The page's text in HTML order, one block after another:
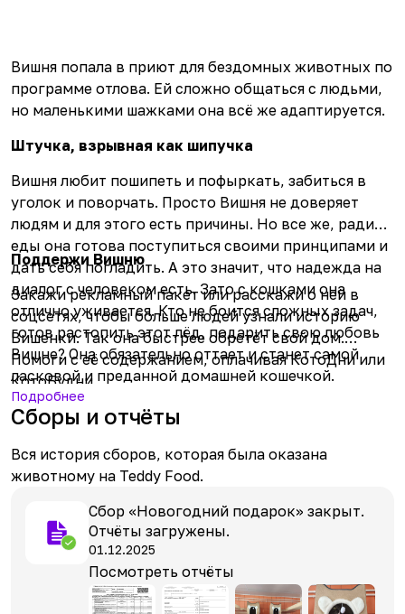
Вишня попала в приют для бездомных животных по
программе отлова. Ей сложно общаться с людьми,
но маленькими шажками она всё же адаптируется.
Штучка, взрывная как шипучка
Вишня любит пошипеть и пофыркать, забиться в
уголок и поворчать. Просто Вишня не доверяет
людям и для этого есть причины. Но все же, ради
еды она готова поступиться своими принципами и
дать себя погладить. А это значит, что надежда на
диалог с человеком есть. Зато с кошками она
отлично уживается. Кто не боится сложных задач,
готов растопить этот лёд, подарить свою любовь
Вишне? Она обязательно оттает и станет самой
ласковой и преданной домашней кошечкой.
Поддержи Вишню
Закажи рекламный пакет или расскажи о ней в
соцсетях, чтобы больше людей узнали историю
Вишенки. Так она быстрее обретёт свой дом.
Помоги с её содержанием, оплачивая КотоДни или
КотоБудни.
Подробнее
Сборы и отчёты
Вся история сборов, которая была оказана
животному на Teddy Food.
Сбор «Новогодний подарок» закрыт.
Отчёты загружены.
01.12.2025
Посмотреть отчёты